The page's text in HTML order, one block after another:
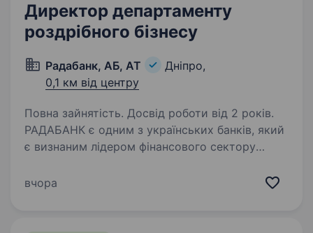
Директор департаменту
роздрібного бізнесу
Радабанк, АБ, АТ
Дніпро,
0,1 км від центру
Повна зайнятість. Досвід роботи від 2 років.
РАДАБАНК є одним з українських банків, який
є визнаним лідером фінансового сектору
з 1993 року. За цей час отримав репутацію
вчора